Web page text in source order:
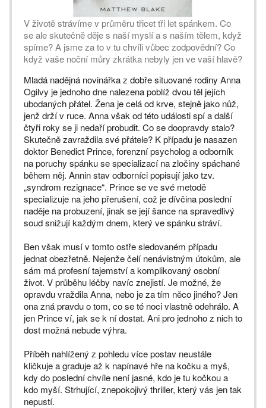
V životě strávíme v průměru třicet tři let spánkem. Co
se ale skutečně děje s naší myslí a s naším tělem, když
spíme? A jsme za to v tu chvíli vůbec zodpovědní? Co
když vaše noční můry zkrátka nebyly jen ve vaší hlavě?
Mladá nadějná novinářka z dobře situované rodiny Anna
Ogilvy je jednoho dne nalezena poblíž dvou těl jejích
ubodaných přátel. Žena je celá od krve, stejně jako nůž,
jenž drží v ruce. Anna však od této události spí a další
čtyři roky se ji nedaří probudit. Co se doopravdy stalo?
Skutečně zavraždila své přátele? K případu je nasazen
doktor Benedict Prince, forenzní psycholog a odborník
na poruchy spánku se specializací na zločiny spáchané
během něj. Annin stav odborníci popisují jako tzv.
„syndrom rezignace“. Prince se ve své metodě
specializuje na jeho přerušení, což je dívčina poslední
naděje na probuzení, jinak se její šance na spravedlivý
soud snižují každým dnem, který ve spánku stráví.
Ben však musí v tomto ostře sledovaném případu
jednat obezřetně. Nejenže čelí nenávistným útokům, ale
sám má profesní tajemství a komplikovaný osobní
život. V průběhu léčby navíc znejistí. Je možné, že
opravdu vraždila Anna, nebo je za tím něco jiného? Jen
ona zná pravdu o tom, co se té noci vlastně odehrálo. A
jen Prince ví, jak se k ní dostat. Ani pro jednoho z nich to
dost možná nebude výhra.
Příběh nahlížený z pohledu více postav neustále
kličkuje a graduje až k napínavé hře na kočku a myš,
kdy do poslední chvíle není jasné, kdo je tu kočkou a
kdo myší. Strhující, znepokojivý thriller, který vás jen tak
nepustí.